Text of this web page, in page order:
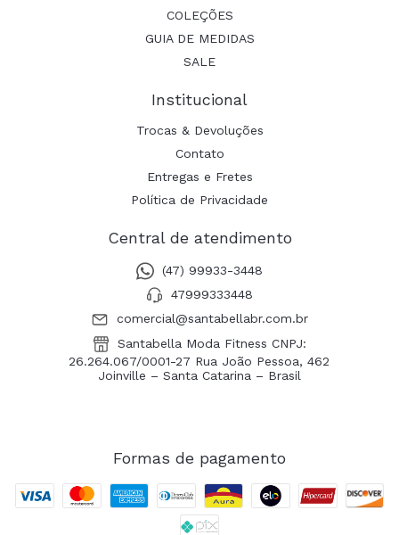
COLEÇÕES
GUIA DE MEDIDAS
SALE
Institucional
Trocas & Devoluções
Contato
Entregas e Fretes
Política de Privacidade
Central de atendimento
(47) 99933-3448
47999333448
comercial@santabellabr.com.br
Santabella Moda Fitness CNPJ:
26.264.067/0001-27 Rua João Pessoa, 462
Joinville – Santa Catarina – Brasil
Formas de pagamento